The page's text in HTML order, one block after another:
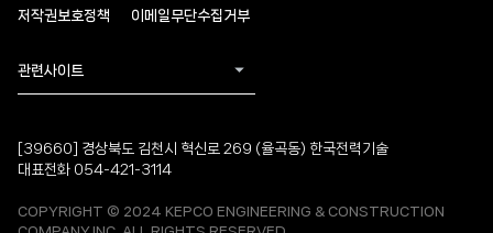
저작권보호정책 이메일무단수집거부
관련사이트
[39660] 경상북도 김천시 혁신로 269 (율곡동) 한국전력기술
대표전화 054-421-3114
COPYRIGHT © 2024 KEPCO ENGINEERING & CONSTRUCTION